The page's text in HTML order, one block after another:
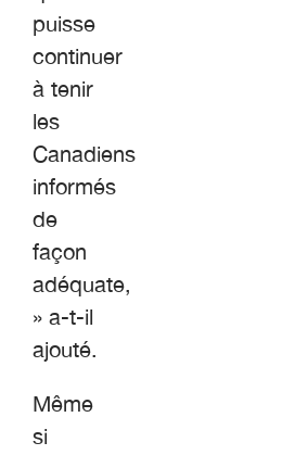
puisse
continuer
à tenir
les
Canadiens
informés
de
façon
adéquate,
» a-t-il
ajouté.
Même
si